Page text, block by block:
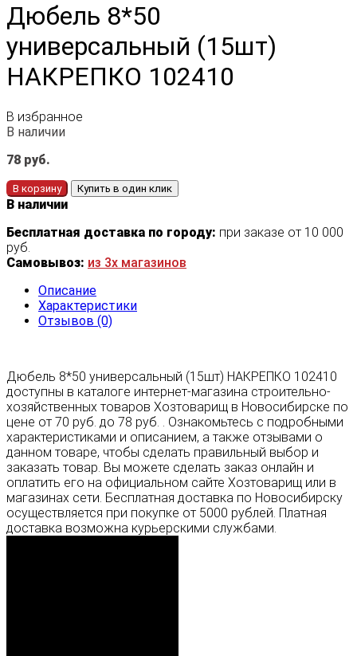
Дюбель 8*50
универсальный (15шт)
НАКРЕПКО 102410
В избранное
В наличии
78 руб.
В корзину Купить в один клик
В наличии
Бесплатная доставка по городу: при заказе от 10 000
руб.
Самовывоз: из 3х магазинов
Описание
Характеристики
Отзывов (0)
Дюбель 8*50 универсальный (15шт) НАКРЕПКО 102410
доступны в каталоге интернет-магазина строительно-
хозяйственных товаров Хозтоварищ в Новосибирске по
цене от 70 руб. до 78 руб. . Ознакомьтесь с подробными
характеристиками и описанием, а также отзывами о
данном товаре, чтобы сделать правильный выбор и
заказать товар. Вы можете сделать заказ онлайн и
оплатить его на официальном сайте Хозтоварищ или в
магазинах сети. Бесплатная доставка по Новосибирску
осуществляется при покупке от 5000 рублей. Платная
доставка возможна курьерскими службами.